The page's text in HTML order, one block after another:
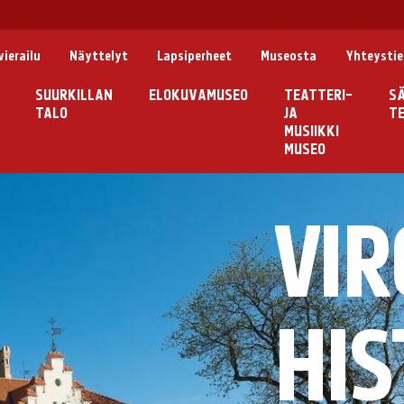
Näyttelyt Lapsiperheet Museosta
SUURKILLAN
TALO
ELOKUVAMUSEO
TEATTERI-
JA
MUSIIKKI
MUSEO